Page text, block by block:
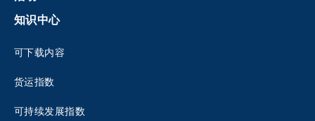
知识中心
可下载内容
货运指数
可持续发展指数